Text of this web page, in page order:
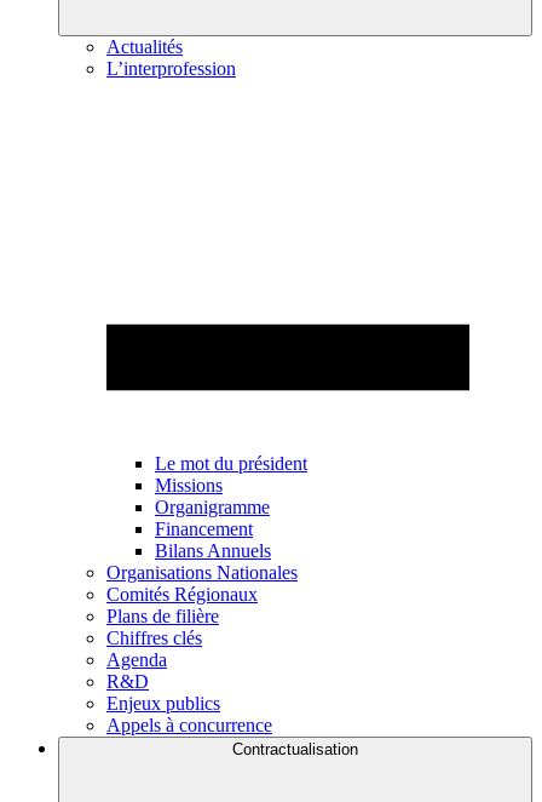
Actualités
L’interprofession
Le mot du président
Missions
Organigramme
Financement
Bilans Annuels
Organisations Nationales
Comités Régionaux
Plans de filière
Chiffres clés
Agenda
R&D
Enjeux publics
Appels à concurrence
Contractualisation